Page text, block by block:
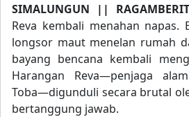
SIMALUNGUN ||
Reva kembali menahan napas.
longsor maut menelan rumah
bayang bencana kembali
Harangan Reva—penjaga
Toba—digunduli secara brutal
bertanggung jawab.